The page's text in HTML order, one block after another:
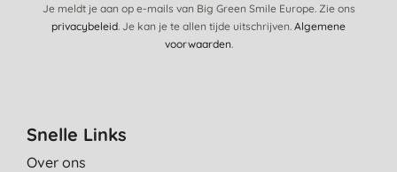
Je meldt je aan op e-mails van Big Green Smile Europe. Zie ons
privacybeleid. Je kan je te allen tijde uitschrijven. Algemene
voorwaarden.
Snelle Links
Over ons